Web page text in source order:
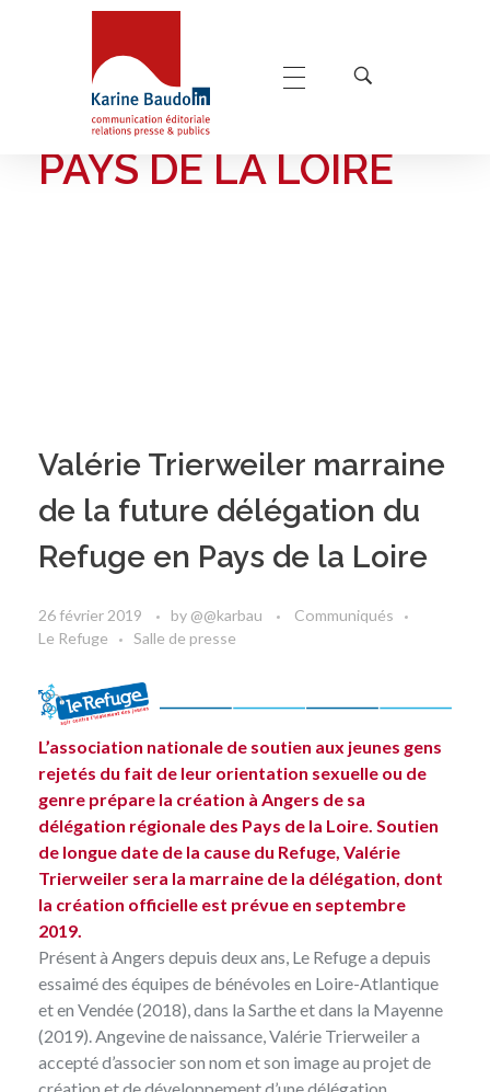
Karine Baudoin Relations Presse Montpellier
Pays de la Loire
POSTS TAGGED:
PAYS DE LA LOIRE
Valérie Trierweiler marraine
de la future délégation du
Refuge en Pays de la Loire
26 février 2019 by @@karbau
Communiqués
Le Refuge
Salle de presse
L’association nationale de soutien aux jeunes gens
rejetés du fait de leur orientation sexuelle ou de
genre prépare la création à Angers de sa
délégation régionale des Pays de la Loire. Soutien
de longue date de la cause du Refuge, Valérie
Trierweiler sera la marraine de la délégation, dont
la création officielle est prévue en septembre
2019.
Présent à Angers depuis deux ans, Le Refuge a depuis
essaimé des équipes de bénévoles en Loire-Atlantique
et en Vendée (2018), dans la Sarthe et dans la Mayenne
(2019). Angevine de naissance, Valérie Trierweiler a
accepté d’associer son nom et son image au projet de